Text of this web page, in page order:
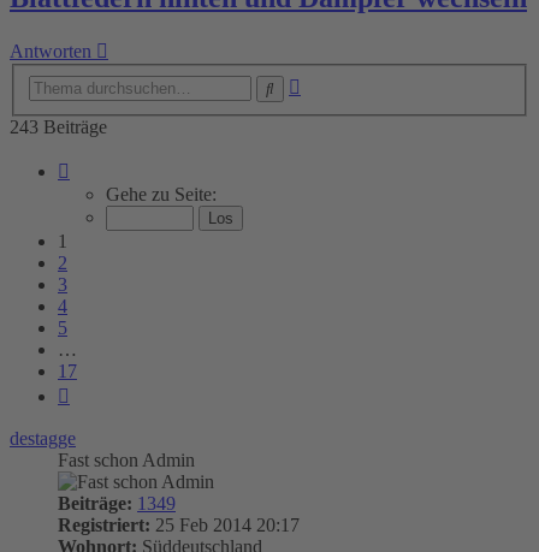
Antworten
243 Beiträge
von
Gehe zu Seite:
1
2
3
4
5
…
17
destagge
Fast schon Admin
Beiträge: 1349
Registriert: 25 Feb 2014 20:17
Wohnort: Süddeutschland